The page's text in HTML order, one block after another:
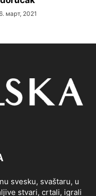
март, 2021
svesku, svaštaru, u
stvari, crtali, igrali